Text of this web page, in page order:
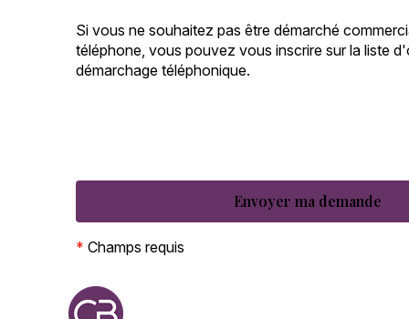
Si vous ne souhaitez pas être démarché
téléphone, vous pouvez vous inscrire sur la liste
démarchage téléphonique.
* Champs requis